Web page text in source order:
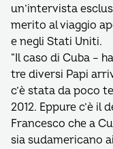
un’intervista
merito al viaggio
e negli Stati Uniti.
“Il caso di Cuba –
tre diversi Papi
c’è stata da poco
2012. Eppure c’è il
Francesco che a
sia sudamericano